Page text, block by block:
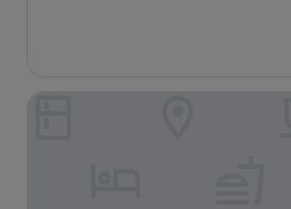
CHN Hotel Monterrey